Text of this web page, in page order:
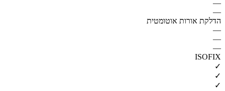
—
—
הדלקת אורות אוטומטית
—
—
—
ISOFIX
✓
✓
✓